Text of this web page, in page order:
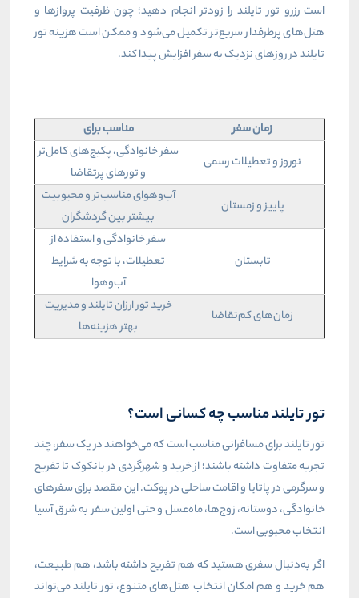
است رزرو تور تایلند را زودتر انجام دهید؛ چون ظرفیت پروازها و
هتل‌های پرطرفدار سریع‌تر تکمیل می‌شود و ممکن است هزینه تور
تایلند در روزهای نزدیک به سفر افزایش پیدا کند.
زمان سفر
مناسب برای
نوروز و تعطیلات رسمی
سفر خانوادگی، پکیج‌های کامل‌تر
و تورهای پرتقاضا
پاییز و زمستان
آب‌وهوای مناسب‌تر و محبوبیت
بیشتر بین گردشگران
تابستان
سفر خانوادگی و استفاده از
تعطیلات، با توجه به شرایط
آب‌وهوا
زمان‌های کم‌تقاضا
خرید تور ارزان تایلند و مدیریت
بهتر هزینه‌ها
تور تایلند مناسب چه کسانی است؟
تور تایلند برای مسافرانی مناسب است که می‌خواهند در یک سفر، چند
تجربه متفاوت داشته باشند؛ از خرید و شهرگردی در بانکوک تا تفریح
و سرگرمی در پاتایا و اقامت ساحلی در پوکت. این مقصد برای سفرهای
خانوادگی، دوستانه، زوج‌ها، ماه‌عسل و حتی اولین سفر به شرق آسیا
انتخاب محبوبی است.
اگر به‌دنبال سفری هستید که هم تفریح داشته باشد، هم طبیعت،
هم خرید و هم امکان انتخاب هتل‌های متنوع، تور تایلند می‌تواند